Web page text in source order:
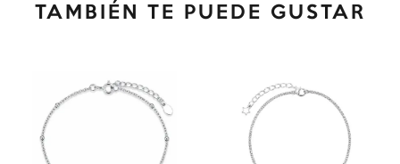
TAMBIÉN TE PUEDE GUSTAR